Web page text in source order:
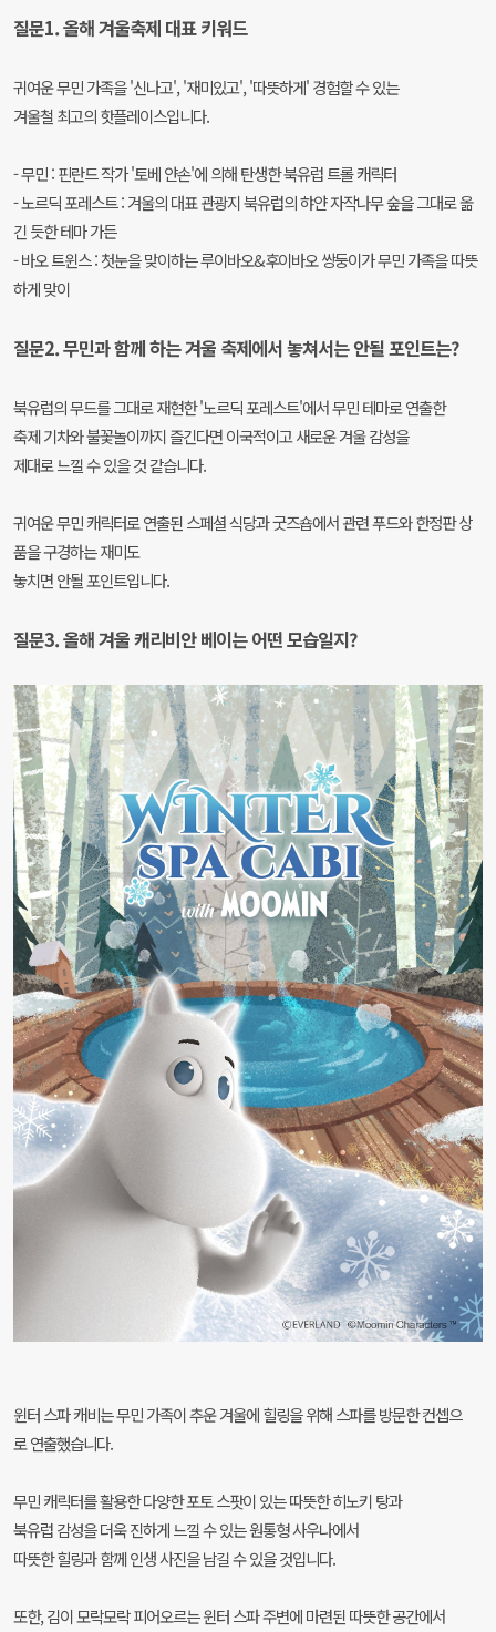
질문1. 올해 겨울축제 대표 키워드
귀여운 무민 가족을 '신나고', '재미있고', '따뜻하게' 경험할 수 있는
겨울철 최고의 핫플레이스입니다.
- 무민 : 핀란드 작가 '토베 얀손'에 의해 탄생한 북유럽 트롤 캐릭터
- 노르딕 포레스트 : 겨울의 대표 관광지 북유럽의 햐얀 자작나무 숲을 그대로 옮
긴 듯한 테마 가든
- 바오 트윈스 : 첫눈을 맞이하는 루이바오&후이바오 쌍둥이가 무민 가족을 따뜻
하게 맞이
질문2. 무민과 함께 하는 겨울 축제에서 놓쳐서는 안될 포인트는?
북유럽의 무드를 그대로 재현한 '노르딕 포레스트'에서 무민 테마로 연출한
축제 기차와 불꽃놀이까지 즐긴다면 이국적이고 새로운 겨울 감성을
제대로 느낄 수 있을 것 같습니다.
귀여운 무민 캐릭터로 연출된 스페셜 식당과 굿즈숍에서 관련 푸드와 한정판 상
품을 구경하는 재미도
놓치면 안될 포인트입니다.
질문3. 올해 겨울 캐리비안 베이는 어떤 모습일지?
윈터 스파 캐비는 무민 가족이 추운 겨울에 힐링을 위해 스파를 방문한 컨셉으
로 연출했습니다.
무민 캐릭터를 활용한 다양한 포토 스팟이 있는 따뜻한 히노키 탕과
북유럽 감성을 더욱 진하게 느낄 수 있는 원통형 사우나에서
따뜻한 힐링과 함께 인생 사진을 남길 수 있을 것입니다.
또한, 김이 모락모락 피어오르는 윈터 스파 주변에 마련된 따뜻한 공간에서